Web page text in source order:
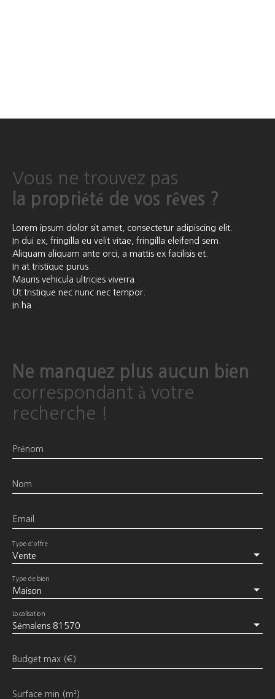
Vous ne trouvez pas
la propriété de vos rêves ?
Lorem ipsum dolor sit amet, consectetur adipiscing elit.
In dui ex, fringilla eu velit vitae, fringilla eleifend sem.
Aliquam aliquam ante orci, a mattis ex facilisis et.
In at tristique purus.
Mauris vehicula ultricies viverra.
Ut tristique nec nunc nec tempor.
In ha
Ne manquez plus aucun bien
correspondant à votre
recherche !
Prénom
Nom
Email
Vente
Type d'offre
Maison
Type de bien
Sémalens 81570
Localisation
Budget max (€)
Surface min (m²)